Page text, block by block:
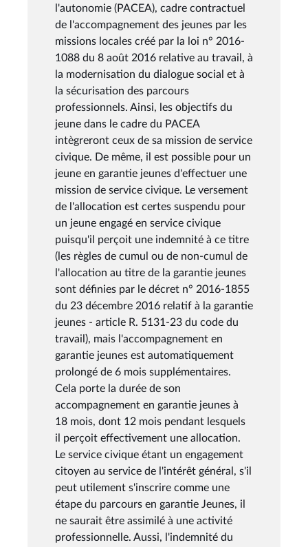
l'autonomie (PACEA), cadre contractuel
de l'accompagnement des jeunes par les
missions locales créé par la loi n° 2016-
1088 du 8 août 2016 relative au travail, à
la modernisation du dialogue social et à
la sécurisation des parcours
professionnels. Ainsi, les objectifs du
jeune dans le cadre du PACEA
intègreront ceux de sa mission de service
civique. De même, il est possible pour un
jeune en garantie jeunes d'effectuer une
mission de service civique. Le versement
de l'allocation est certes suspendu pour
un jeune engagé en service civique
puisqu'il perçoit une indemnité à ce titre
(les règles de cumul ou de non-cumul de
l'allocation au titre de la garantie jeunes
sont définies par le décret n° 2016-1855
du 23 décembre 2016 relatif à la garantie
jeunes - article R. 5131-23 du code du
travail), mais l'accompagnement en
garantie jeunes est automatiquement
prolongé de 6 mois supplémentaires.
Cela porte la durée de son
accompagnement en garantie jeunes à
18 mois, dont 12 mois pendant lesquels
il perçoit effectivement une allocation.
Le service civique étant un engagement
citoyen au service de l'intérêt général, s'il
peut utilement s'inscrire comme une
étape du parcours en garantie Jeunes, il
ne saurait être assimilé à une activité
professionnelle. Aussi, l'indemnité du